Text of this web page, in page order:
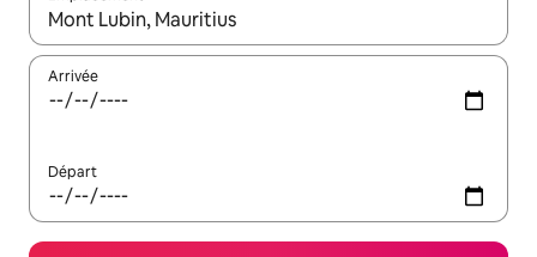
Quand les résultats sont affichés, parcourez-les en utilisant
Arrivée
Départ